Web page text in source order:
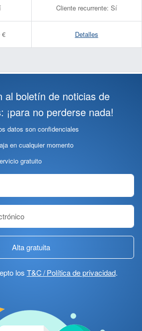
Cliente recurrente: Sí
€ Detalles
al boletín de noticias de
¡para no perderse nada!
datos son confidenciales
en cualquier momento
gratuito
Alta gratuita
los T&C / Política de privacidad.